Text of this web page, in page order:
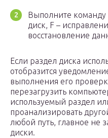
Выполните команду
диск, F –
восстановление
Если раздел диска
отобразится
выполнения его
перезагрузить
используемый раздел
проанализировать
любой путь, главное не
диски.